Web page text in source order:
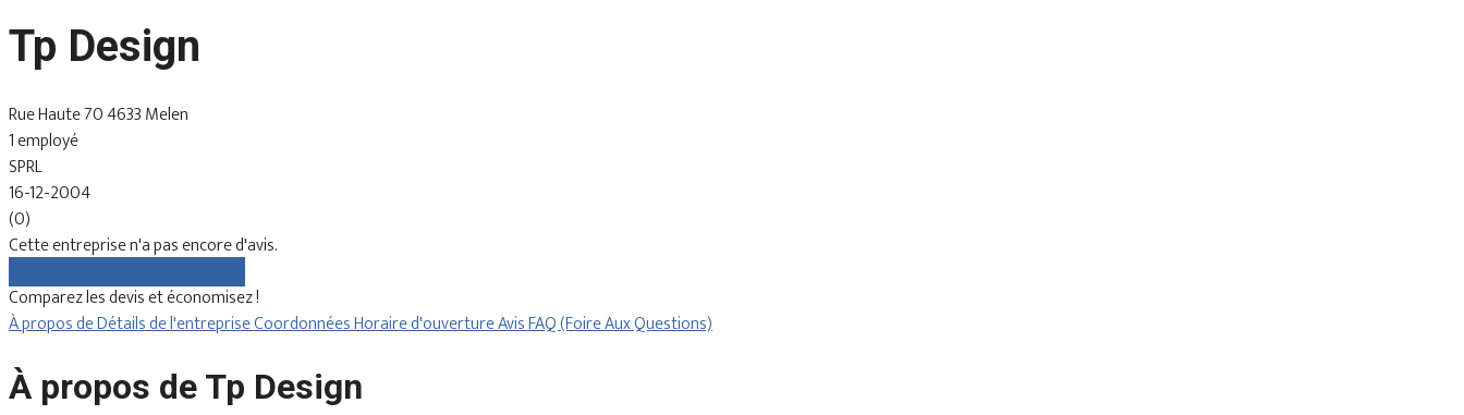
Tp Design
Rue Haute 70 4633 Melen
1 employé
SPRL
16-12-2004
(0)
Cette entreprise n'a pas encore d'avis.
Comparez les devis et économisez !
À propos deDétails de l'entrepriseCoordonnéesHoraire d'ouvertureAvisFAQ (Foire Aux Questions)
À propos de Tp Design